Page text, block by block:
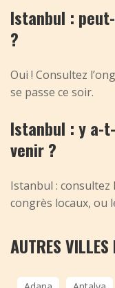
Istanbul :
?
Oui ! Consultez
se passe ce soir.
Istanbul : y a-
venir ?
Istanbul : consultez
congrès locaux, ou
AUTRES VILLES